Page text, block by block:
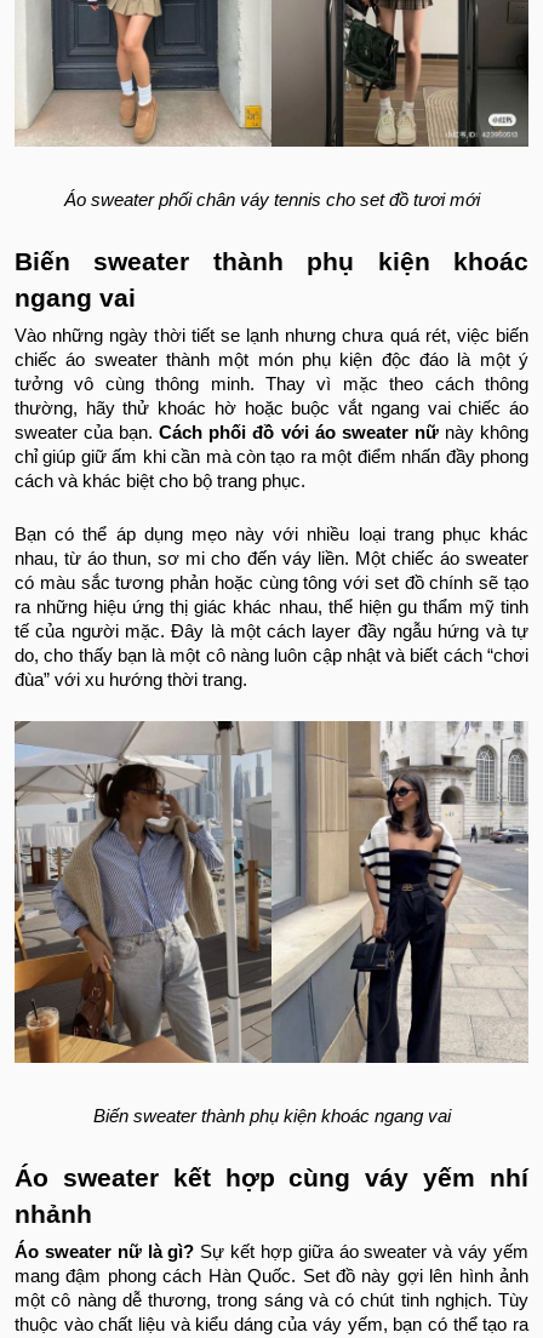
Áo sweater phối chân váy tennis cho set đồ tươi mới
Biến sweater thành phụ kiện khoác
ngang vai
Vào những ngày thời tiết se lạnh nhưng chưa quá rét, việc biến
chiếc áo sweater thành một món phụ kiện độc đáo là một ý
tưởng vô cùng thông minh. Thay vì mặc theo cách thông
thường, hãy thử khoác hờ hoặc buộc vắt ngang vai chiếc áo
sweater của bạn.Cách phối đồ với áo sweater nữnày không
chỉ giúp giữ ấm khi cần mà còn tạo ra một điểm nhấn đầy phong
cách và khác biệt cho bộ trang phục.
Bạn có thể áp dụng mẹo này với nhiều loại trang phục khác
nhau, từ áo thun, sơ mi cho đến váy liền. Một chiếc áo sweater
có màu sắc tương phản hoặc cùng tông với set đồ chính sẽ tạo
ra những hiệu ứng thị giác khác nhau, thể hiện gu thẩm mỹ tinh
tế của người mặc. Đây là một cách layer đầy ngẫu hứng và tự
do, cho thấy bạn là một cô nàng luôn cập nhật và biết cách “chơi
đùa” với xu hướng thời trang.
Biến sweater thành phụ kiện khoác ngang vai
Áo sweater kết hợp cùng váy yếm nhí
nhảnh
Áo sweater nữ là gì​? Sự kết hợp giữa áo sweater và váy yếm
mang đậm phong cách Hàn Quốc. Set đồ này gợi lên hình ảnh
một cô nàng dễ thương, trong sáng và có chút tinh nghịch. Tùy
thuộc vào chất liệu và kiểu dáng của váy yếm, bạn có thể tạo ra